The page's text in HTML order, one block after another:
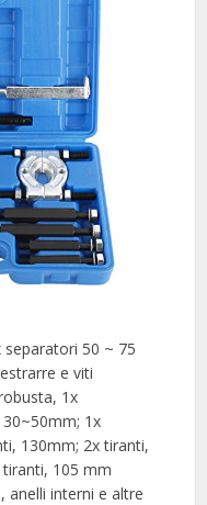
50 ~ 75
e viti
1x
1x
130mm; 2x tiranti,
105 mm
anelli interni e altre